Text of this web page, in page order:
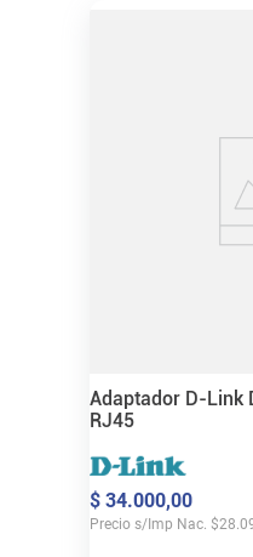
Adaptador D-Link
RJ45
$ 34.000,00
Precio s/Imp Nac. $